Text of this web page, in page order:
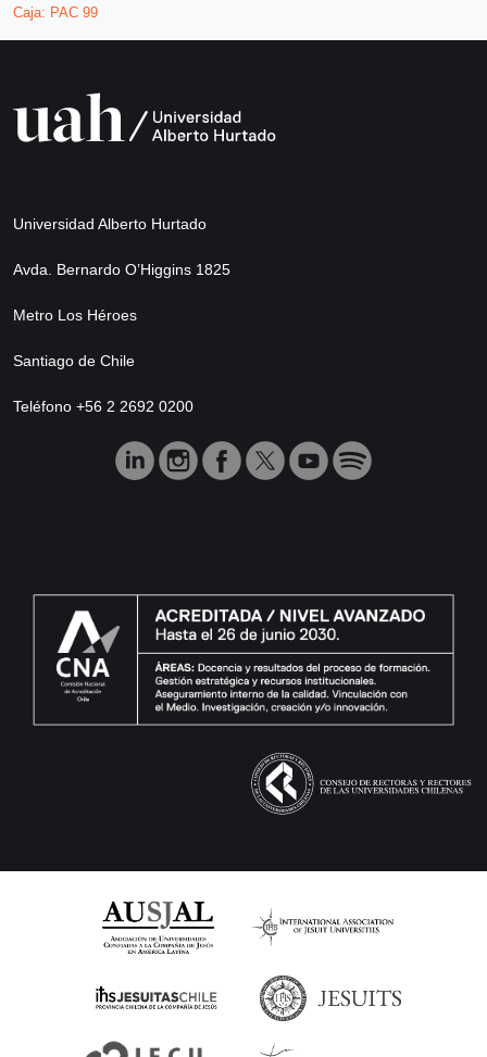
Caja: PAC 99
Universidad Alberto Hurtado
Avda. Bernardo O’Higgins 1825
Metro Los Héroes
Santiago de Chile
Teléfono +56 2 2692 0200